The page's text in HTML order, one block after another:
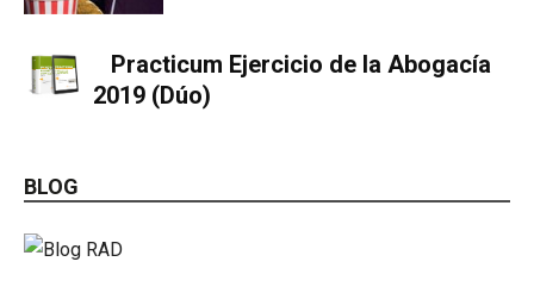
Practicum Ejercicio de la Abogacía
2019 (Dúo)
BLOG